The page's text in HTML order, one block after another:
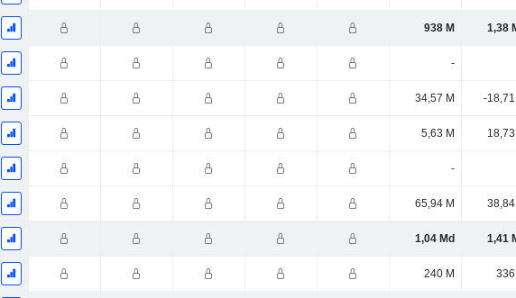
938 M 1,38
-
34,57 M -18,71
5,63 M 18,73
-
65,94 M 38,84
1,04 Md 1,41
240 M 336